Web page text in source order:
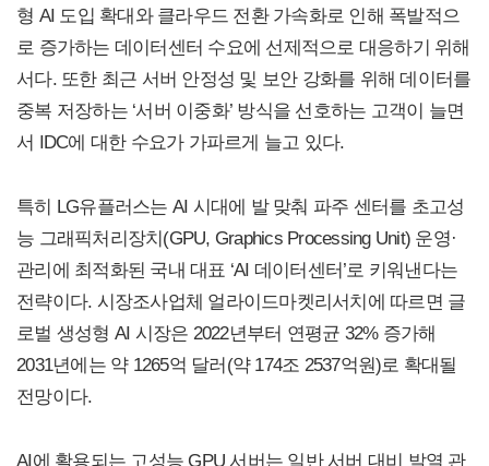
형 AI 도입 확대와 클라우드 전환 가속화로 인해 폭발적으
로 증가하는 데이터센터 수요에 선제적으로 대응하기 위해
서다. 또한 최근 서버 안정성 및 보안 강화를 위해 데이터를
중복 저장하는 ‘서버 이중화’ 방식을 선호하는 고객이 늘면
서 IDC에 대한 수요가 가파르게 늘고 있다.
특히 LG유플러스는 AI 시대에 발 맞춰 파주 센터를 초고성
능 그래픽처리장치(GPU, Graphics Processing Unit) 운영·
관리에 최적화된 국내 대표 ‘AI 데이터센터’로 키워낸다는
전략이다. 시장조사업체 얼라이드마켓리서치에 따르면 글
로벌 생성형 AI 시장은 2022년부터 연평균 32% 증가해
2031년에는 약 1265억 달러(약 174조 2537억원)로 확대될
전망이다.
AI에 활용되는 고성능 GPU 서버는 일반 서버 대비 발열 관